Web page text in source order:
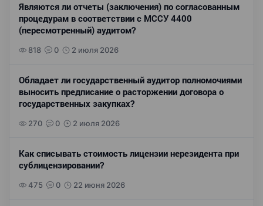
Являются ли отчеты (заключения) по согласованным
процедурам в соответствии с МССУ 4400
(пересмотренный) аудитом?
818 0 2 июля 2026
Обладает ли государственный аудитор полномочиями
выносить предписание о расторжении договора о
государственных закупках?
270 0 2 июля 2026
Как списывать стоимость лицензии нерезидента при
сублицензировании?
475 0 22 июня 2026